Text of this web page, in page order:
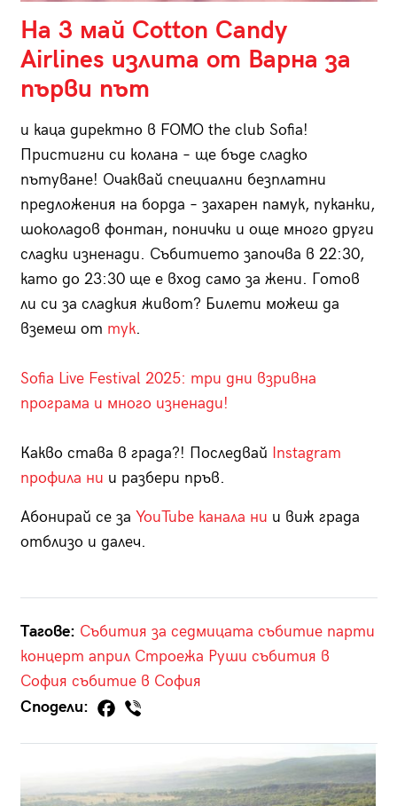
На 3 май Cotton Candy
Airlines излита от Варна за
първи път
и каца директно в FOMO the club Sofia!
Пристигни си колана – ще бъде сладко
пътуване! Очаквай специални безплатни
предложения на борда – захарен памук, пуканки,
шоколадов фонтан, понички и още много други
сладки изненади. Събитието започва в 22:30,
като до 23:30 ще е вход само за жени. Готов
ли си за сладкия живот? Билети можеш да
вземеш от тук.
Sofia Live Festival 2025: три дни взривна
програма и много изненади!
Какво става в града?! Последвай Instagram
профила ни и разбери пръв.
Абонирай се за YouTube канала ни и виж града
отблизо и далеч.
Тагове: Събития за седмицата събитие парти
концерт април Строежа Руши събития в
София събитие в София
Сподели: